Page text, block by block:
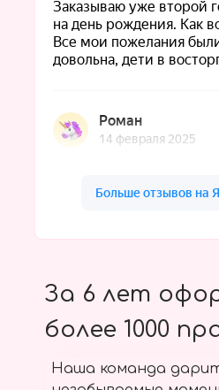
За 6 лет
более 1000
Наша команда